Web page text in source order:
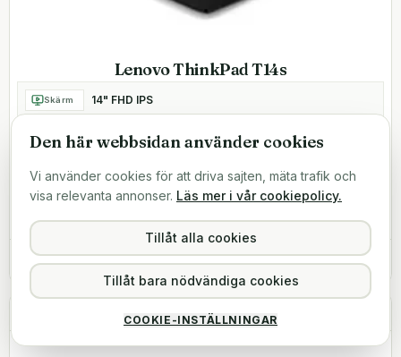
Lenovo ThinkPad T14s
Skärm 14" FHD IPS
RAM
SSD 256GB 512GB 1TB 2TB
Nypris22 995kr
3 999 kr
7 i lager
Den här webbsidan använder cookies
Vi använder cookies för att driva sajten, mäta trafik och
visa relevanta annonser. Läs mer i vår cookiepolicy.
Tillåt alla cookies
Tillåt bara nödvändiga cookies
COOKIE-INSTÄLLNINGAR